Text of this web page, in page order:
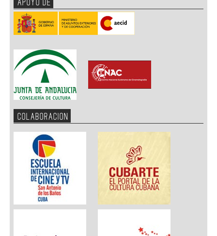
APOYO DE
COLABORACION